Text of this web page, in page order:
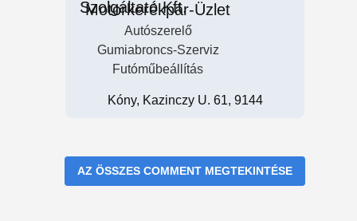
Motorkerékpár-Üzlet
Autószerelő
Gumiabroncs-Szerviz
Futóműbeállítás
Kóny, Kazinczy U. 61, 9144
AZ ÖSSZES COMMENT MEGTEKINTÉSE